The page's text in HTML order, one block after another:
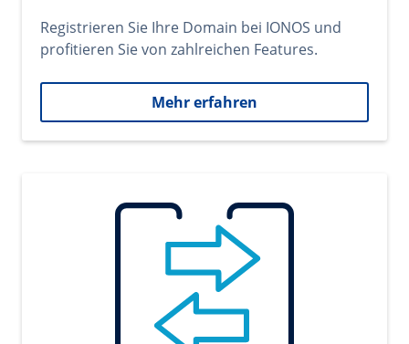
Registrieren Sie Ihre Domain bei IONOS und
profitieren Sie von zahlreichen Features.
Mehr erfahren